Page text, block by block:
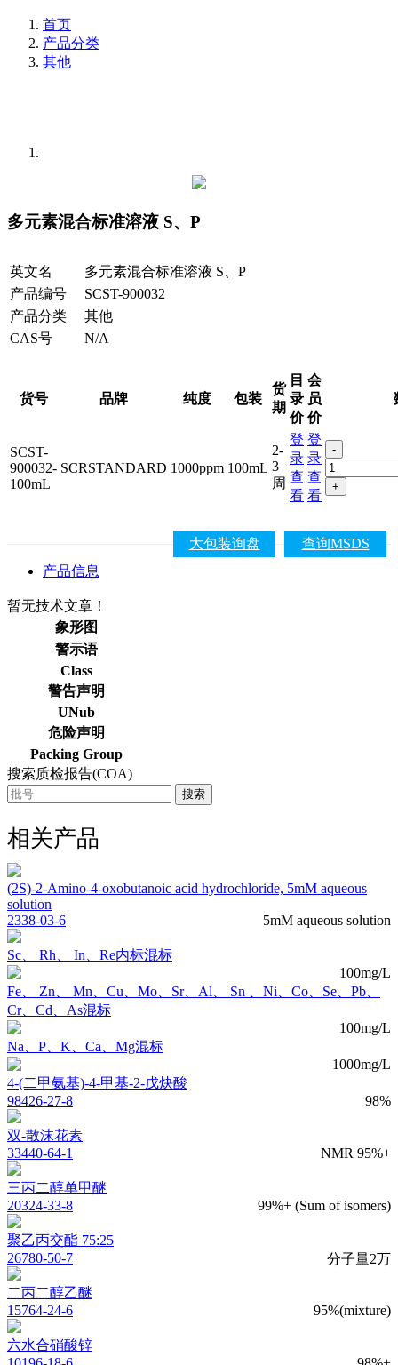
首页
产品分类
其他
多元素混合标准溶液 S、P
英文名
多元素混合标准溶液 S、P
产品编号
SCST-900032
产品分类
其他
CAS号
N/A
货号 品牌 纯度 包装
货
期
目
录
价
会
员
价
SCST-
900032-
100mL
SCRSTANDARD 1000ppm 100mL
2-
3
周
登
录
查
看
登
录
查
看
-
+
查询MSDS
大包装询盘
产品信息
暂无技术文章！
象形图
警示语
Class
警告声明
UNub
危险声明
Packing Group
搜索质检报告(COA)
搜索
相关产品
(2S)-2-Amino-4-oxobutanoic acid hydrochloride, 5mM aqueous
solution
5mM aqueous solution
2338-03-6
Sc、 Rh、 In、Re内标混标
100mg/L
Fe、 Zn、 Mn、Cu、Mo、Sr、Al、 Sn 、Ni、Co、Se、Pb、
Cr、Cd、As混标
100mg/L
Na、P、K、Ca、Mg混标
1000mg/L
4-(二甲氨基)-4-甲基-2-戊炔酸
98%
98426-27-8
双-散沫花素
NMR 95%+
33440-64-1
三丙二醇单甲醚
99%+ (Sum of isomers)
20324-33-8
聚乙丙交酯 75:25
分子量2万
26780-50-7
二丙二醇乙醚
95%(mixture)
15764-24-6
六水合硝酸锌